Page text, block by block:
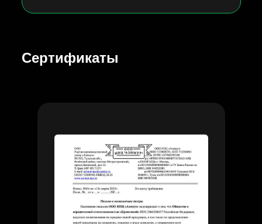
Сертификаты